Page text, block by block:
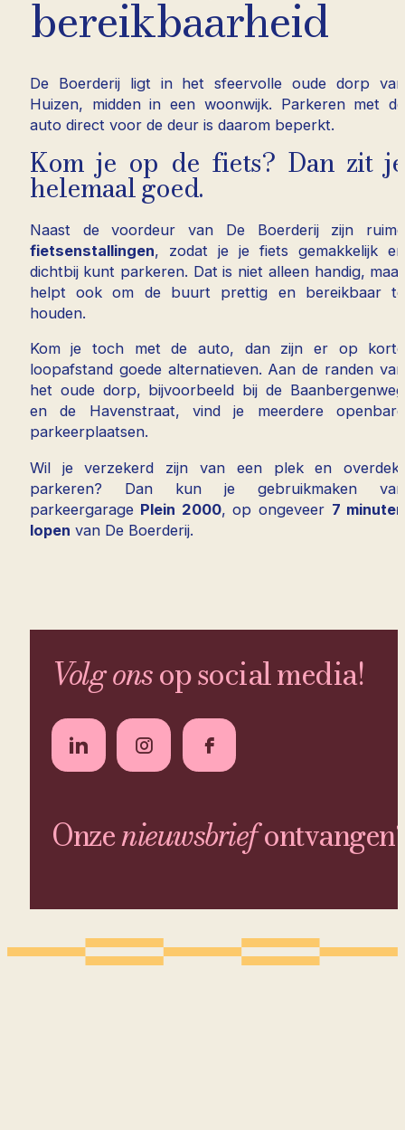
bereikbaarheid
De Boerderij ligt in het sfeervolle oude dorp van
Huizen, midden in een woonwijk. Parkeren met de
auto direct voor de deur is daarom beperkt.
Kom je op de fiets? Dan zit je
helemaal goed.
Naast de voordeur van De Boerderij zijn ruime
fietsenstallingen, zodat je je fiets gemakkelijk en
dichtbij kunt parkeren. Dat is niet alleen handig, maar
helpt ook om de buurt prettig en bereikbaar te
houden.
Kom je toch met de auto, dan zijn er op korte
loopafstand goede alternatieven. Aan de randen van
het oude dorp, bijvoorbeeld bij de Baanbergenweg
en de Havenstraat, vind je meerdere openbare
parkeerplaatsen.
Wil je verzekerd zijn van een plek en overdekt
parkeren? Dan kun je gebruikmaken van
parkeergarage Plein 2000, op ongeveer 7 minuten
lopen van De Boerderij.
Volg onsop social media!
Onzenieuwsbrief